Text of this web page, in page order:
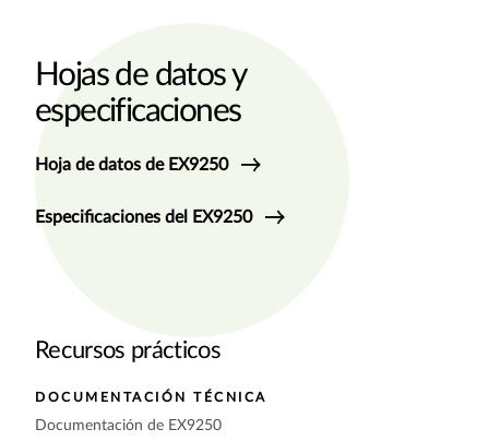
Recursos prácticos
DOCUMENTACIÓN TÉCNICA
Documentación de EX9250
Hojas de datos y
especificaciones
Hoja de datos de EX9250
Especificaciones del EX9250